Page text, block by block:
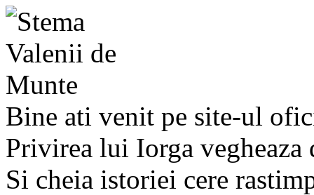
Bine ati venit pe site-ul
Privirea lui Iorga
Si cheia istoriei cere